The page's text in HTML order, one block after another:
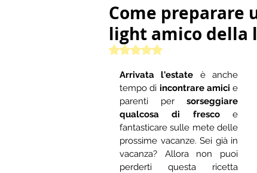
Come preparare
light amico della
Valutazione NaN stelle su 5.
Arrivata l'estate è anche
tempo di incontrare amici e
parenti per sorseggiare
qualcosa di fresco e
fantasticare sulle mete delle
prossime vacanze. Sei già in
vacanza? Allora non puoi
perderti questa ricetta